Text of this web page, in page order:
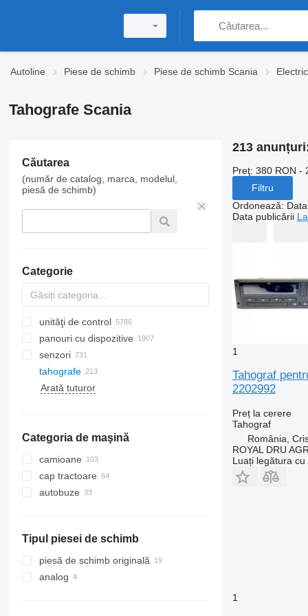
Autoline Piese de schimb Piese de schimb Scania
Tahografe Scania
Căutarea
(număr de catalog, marca, modelul,
piesă de schimb)
Categorie
unităţi de control
panouri cu dispozitive
senzori
tahografe
Arată tuturor
Categoria de maşină
camioane
cap tractoare
autobuze
Tipul piesei de schimb
piesă de schimb originală
analog
213
Preţ: 380 RON -
Filtru
Ordonează:
Data publicării
1
Tahograf
2202992
Preț la cerere
Tahograf
România,
ROYAL DRU
Luați legătura
1